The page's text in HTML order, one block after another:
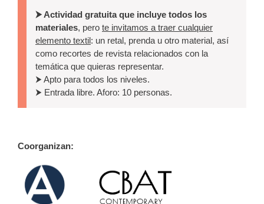
⮞ Actividad gratuita que incluye todos los
materiales, pero te invitamos a traer cualquier
elemento textil: un retal, prenda u otro material, así
como recortes de revista relacionados con la
temática que quieras representar.
⮞ Apto para todos los niveles.
⮞ Entrada libre. Aforo: 10 personas.
Coorganizan: